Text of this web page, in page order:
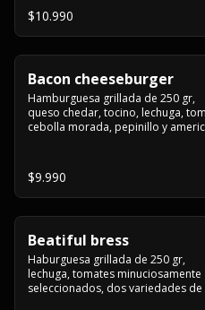
gold glitter
$10.990
Bacon cheeseburger
Hamburguesa grillada de 250 gr,
queso chedar, tocino, lechuga,
cebolla morada, pepinillo y
$9.990
Beatiful bress
Haburguesa grillada de 250 gr,
lechuga, tomates minuciosamente
seleccionados, dos variedades de